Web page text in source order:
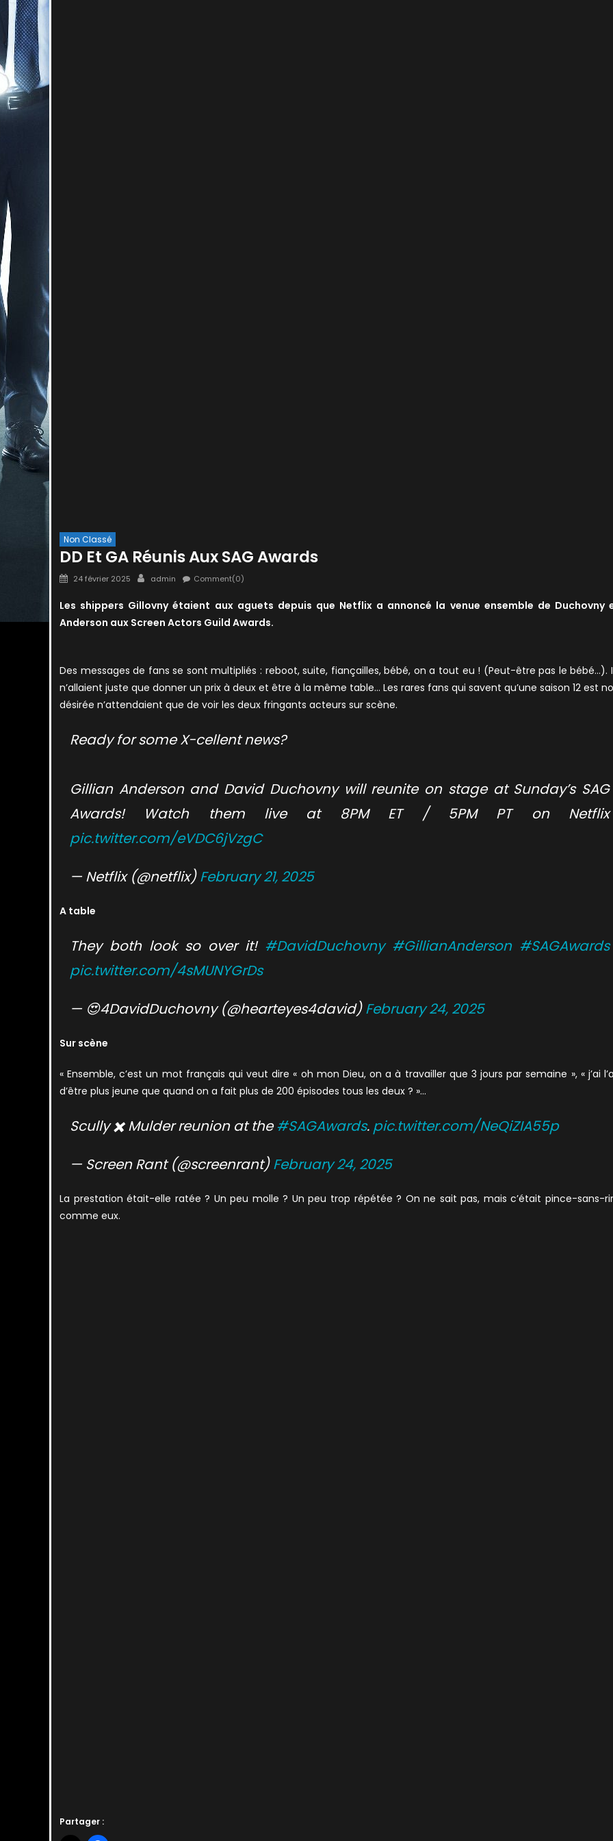
Non Classé
DD Et GA Réunis Aux SAG Awards
Posted
24 février 2025 Author
admin Comment(0)
Les shippers Gillovny étaient aux aguets depuis que Netflix a annoncé la venue ensemble de Duchovny
Anderson aux Screen Actors Guild Awards.
Des messages de fans se sont multipliés : reboot, suite, fiançailles, bébé, on a tout eu ! (Peut-être pas le bébé…).
n’allaient juste que donner un prix à deux et être à la même table… Les rares fans qui savent qu’une saison 12 est
désirée n’attendaient que de voir les deux fringants acteurs sur scène.
Ready for some X-cellent news?
Gillian Anderson and David Duchovny will reunite on stage at Sunday’s SAG
Awards! Watch them live at 8PM ET / 5PM PT on Netflix
pic.twitter.com/eVDC6jVzgC
— Netflix (@netflix)February 21, 2025
A table
They both look so over it! #DavidDuchovny #GillianAnderson #SAGAwards
pic.twitter.com/4sMUNYGrDs
— 😍4DavidDuchovny (@hearteyes4david)February 24, 2025
Sur scène
« Ensemble, c’est un mot français qui veut dire « oh mon Dieu, on a à travailler que 3 jours par semaine », « j’ai
d’être plus jeune que quand on a fait plus de 200 épisodes tous les deux ? »…
Scully ✖️ Mulder reunion at the#SAGAwards. pic.twitter.com/NeQiZIA55p
— Screen Rant (@screenrant)February 24, 2025
La prestation était-elle ratée ? Un peu molle ? Un peu trop répétée ? On ne sait pas, mais c’était pince-sans-
comme eux.
Partager :